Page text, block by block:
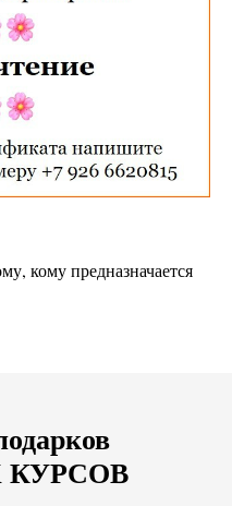
кому предназначается